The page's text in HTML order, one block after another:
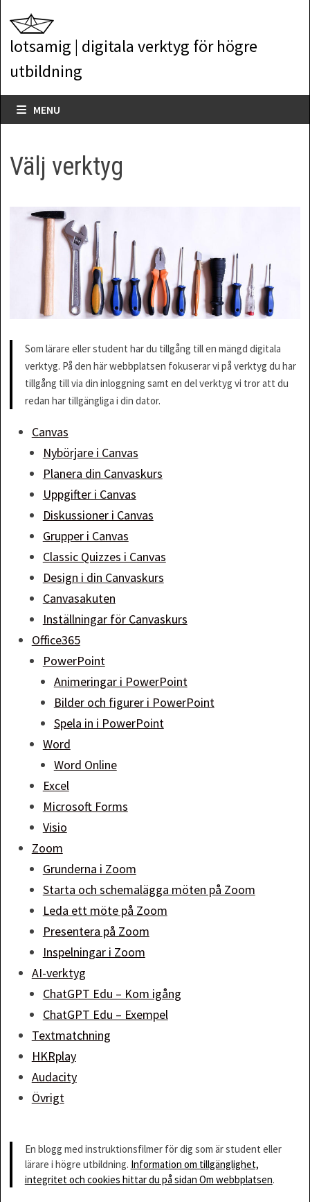
to
content
lotsamig | digitala verktyg för högre
utbildning
MENU
Välj verktyg
Som lärare eller student har du tillgång till en mängd digitala
verktyg. På den här webbplatsen fokuserar vi på verktyg du har
tillgång till via din inloggning samt en del verktyg vi tror att du
redan har tillgängliga i din dator.
Canvas
Nybörjare i Canvas
Planera din Canvaskurs
Uppgifter i Canvas
Diskussioner i Canvas
Grupper i Canvas
Classic Quizzes i Canvas
Design i din Canvaskurs
Canvasakuten
Inställningar för Canvaskurs
Office365
PowerPoint
Animeringar i PowerPoint
Bilder och figurer i PowerPoint
Spela in i PowerPoint
Word
Word Online
Excel
Microsoft Forms
Visio
Zoom
Grunderna i Zoom
Starta och schemalägga möten på Zoom
Leda ett möte på Zoom
Presentera på Zoom
Inspelningar i Zoom
AI-verktyg
ChatGPT Edu – Kom igång
ChatGPT Edu – Exempel
Textmatchning
HKRplay
Audacity
Övrigt
En blogg med instruktionsfilmer för dig som är student eller
lärare i högre utbildning. Information om tillgänglighet,
integritet och cookies hittar du på sidan Om webbplatsen.